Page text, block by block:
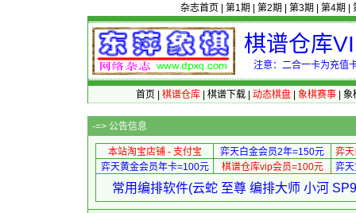
杂志首页 第1期 第2期 第3期 第4期
棋谱仓库
注意：二合一卡为充值
首页 棋谱仓库| 棋谱下载| 动态棋盘| 象棋赛事| 象
-=> 公告信息
本站淘宝店铺 - 支付宝 弈天白金会员2年=150元
弈
弈天黄金会员年卡=100元
棋谱仓库vip会员=100元 弈
常用编排软件(云蛇 至尊 编排大师 小河